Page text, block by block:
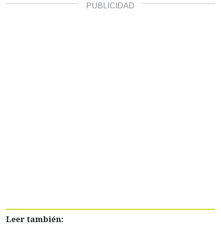
Leer también: